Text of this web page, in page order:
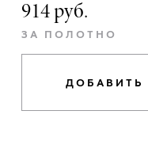
914 руб.
ЗА ПОЛОТНО
ДОБАВИТЬ